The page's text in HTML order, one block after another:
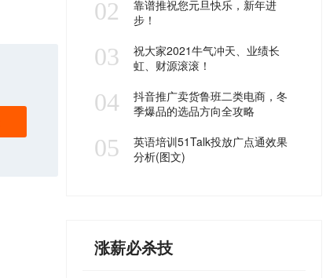
02
靠谱推祝您元旦快乐，新年进
步！
03
祝大家2021牛气冲天、业绩长
虹、财源滚滚！
04
抖音推广卖货鲁班二类电商，冬
季爆品的选品方向全攻略
05
英语培训51Talk投放广点通效果
分析(图文)
涨薪必杀技